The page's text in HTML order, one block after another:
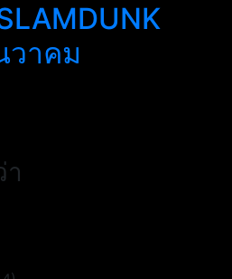
วาคม